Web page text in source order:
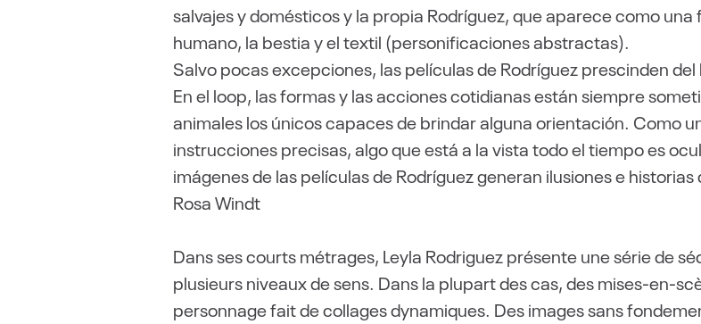
salvajes y domésticos y la propia Rodríguez, que aparece como
humano, la bestia y el textil (personificaciones abstractas).
Salvo pocas excepciones, las películas de Rodríguez prescinden
En el loop, las formas y las acciones cotidianas están siempre
animales los únicos capaces de brindar alguna orientación. Como
instrucciones precisas, algo que está a la vista todo el tiempo es
imágenes de las películas de Rodríguez generan ilusiones e
Rosa Windt
Dans ses courts métrages, Leyla Rodriguez présente une série de
plusieurs niveaux de sens. Dans la plupart des cas, des mises-en-
personnage fait de collages dynamiques. Des images sans